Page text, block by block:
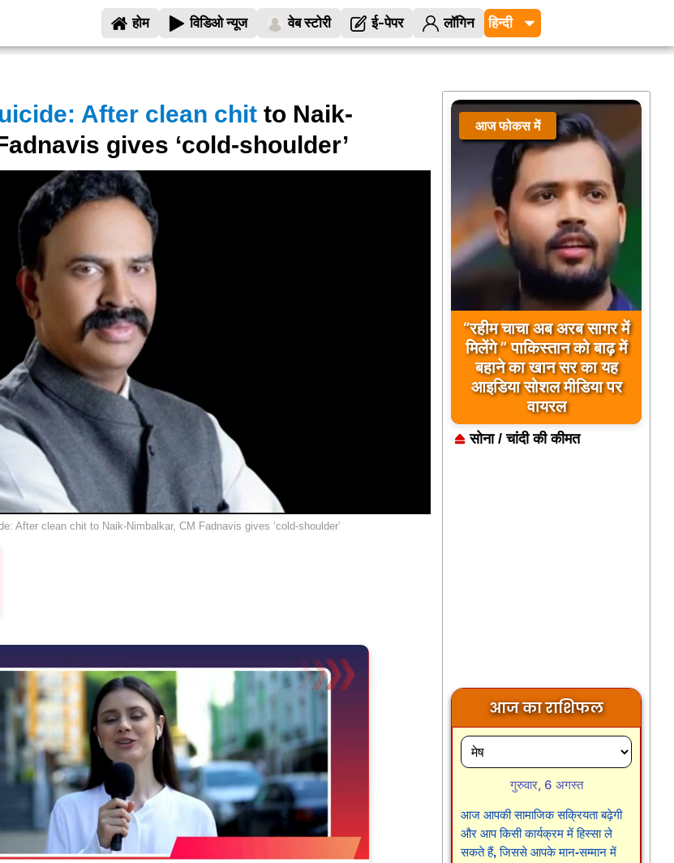
होम विडिओ न्यूज वेब स्टोरी ई-पेपर लॉगिन
After clean chitto Naik-
gives ‘cold-shoulder’
After clean chit to Naik-Nimbalkar, CM Fadnavis gives ‘cold-shoulder’
आज फोकस में
“रहीम चाचा अब अरब सागर में
मिलेंगे ” पाकिस्तान को बाढ़ में
बहाने का खान सर का यह
आइडिया सोशल मीडिया पर
वायरल
सोना / चांदी की कीमत
आज का राशिफल
गुरुवार, 6 अगस्त
आज आपकी सामाजिक सक्रियता बढ़ेगी
और आप किसी कार्यक्रम में हिस्सा ले
सकते हैं, जिससे आपके मान-सम्मान में